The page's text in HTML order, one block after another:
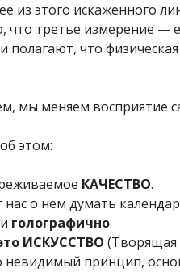
из этого искаженного
что третье измерение —
полагают, что
мы меняем восприятие
этом:
КАЧЕСТВО.
о нём думать
голографично.
ИСКУССТВО
принцип,